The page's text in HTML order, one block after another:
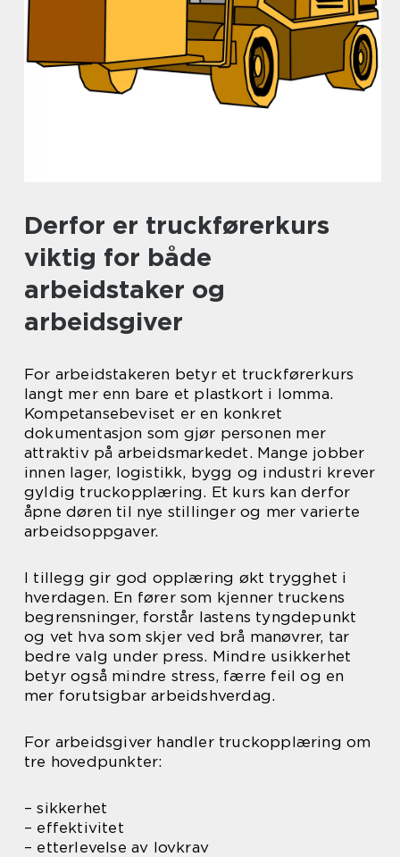
Derfor er truckførerkurs
viktig for både
arbeidstaker og
arbeidsgiver
For arbeidstakeren betyr et truckførerkurs
langt mer enn bare et plastkort i lomma.
Kompetansebeviset er en konkret
dokumentasjon som gjør personen mer
attraktiv på arbeidsmarkedet. Mange jobber
innen lager, logistikk, bygg og industri krever
gyldig truckopplæring. Et kurs kan derfor
åpne døren til nye stillinger og mer varierte
arbeidsoppgaver.
I tillegg gir god opplæring økt trygghet i
hverdagen. En fører som kjenner truckens
begrensninger, forstår lastens tyngdepunkt
og vet hva som skjer ved brå manøvrer, tar
bedre valg under press. Mindre usikkerhet
betyr også mindre stress, færre feil og en
mer forutsigbar arbeidshverdag.
For arbeidsgiver handler truckopplæring om
tre hovedpunkter:
– sikkerhet
– effektivitet
– etterlevelse av lovkrav